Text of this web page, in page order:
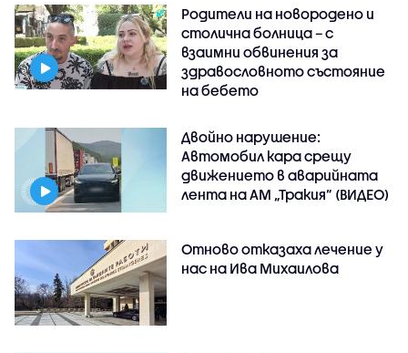
Родители на новородено и
столична болница – с
взаимни обвинения за
здравословното състояние
на бебето
Двойно нарушение:
Автомобил кара срещу
движението в аварийната
лента на АМ „Тракия” (ВИДЕО)
Отново отказаха лечение у
нас на Ива Михаилова